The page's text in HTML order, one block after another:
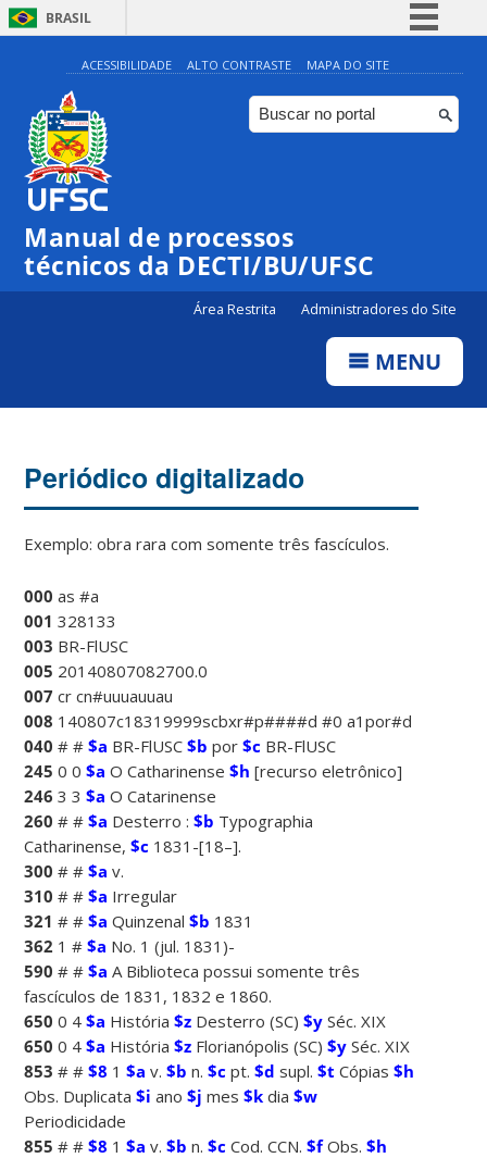
BRASIL
Simplifique!
Comunica BR
Participe
ACESSIBILIDADE ALTO CONTRASTE MAPA DO SITE
Manual de processos
técnicos da DECTI/BU/UFSC
Área Restrita Administradores do Site
MENU
Periódico digitalizado
Exemplo: obra rara com somente três fascículos.
000 as #a
001 328133
003 BR-FlUSC
005 20140807082700.0
007 cr cn#uuuauuau
008 140807c18319999scbxr#p####d #0 a1por#d
040 # #$a BR-FlUSC$b por$c BR-FlUSC
245 0 0$a O Catharinense$h [recurso eletrônico]
246 3 3$a O Catarinense
260 # #$a Desterro :$b Typographia
Catharinense,$c 1831-[18–].
300 # #$a v.
310 # #$a Irregular
321 # #$a Quinzenal$b 1831
362 1 #$a No. 1 (jul. 1831)-
590 # #$a A Biblioteca possui somente três
fascículos de 1831, 1832 e 1860.
650 0 4$a História$z Desterro (SC)$y Séc. XIX
650 0 4$a História$z Florianópolis (SC)$y Séc. XIX
853 # #$8 1$a v.$b n.$c pt.$d supl.$t Cópias$h
Obs. Duplicata$i ano$j mes$k dia$w
Periodicidade
855 # #$8 1$a v.$b n.$c Cod. CCN.$fObs.$h